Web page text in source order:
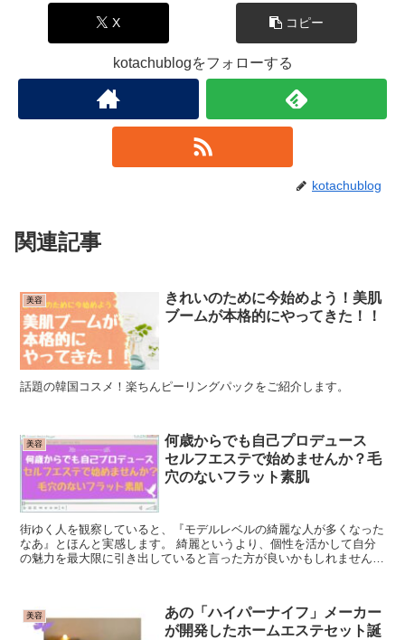
X コピー
kotachublogをフォローする
kotachublog
関連記事
美容
きれいのために今始めよう！美肌
ブームが本格的にやってきた！！
話題の韓国コスメ！楽ちんピーリングパックをご紹介します。
美容
何歳からでも自己プロデュース
セルフエステで始めませんか？毛
穴のないフラット素肌
街ゆく人を観察していると、『モデルレベルの綺麗な人が多くなった
なあ』とほんと実感します。 綺麗というより、個性を活かして自分
の魅力を最大限に引き出していると言った方が良いかもしれません。
美容
あの「ハイパーナイフ」メーカー
が開発したホームエステセット誕